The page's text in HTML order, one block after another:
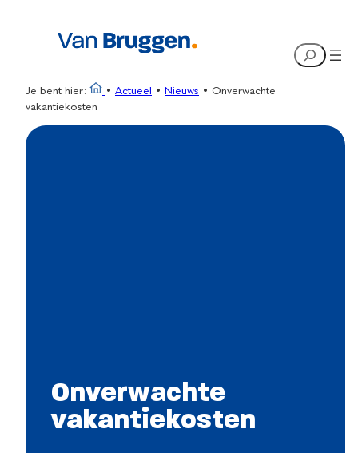
Search
Je bent hier: • Actueel • Nieuws • Onverwachte
vakantiekosten
Onverwachte
vakantiekosten